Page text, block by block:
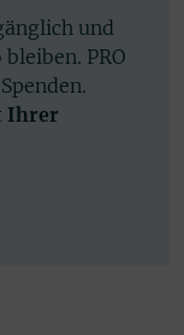
und
PRO
Ihrer